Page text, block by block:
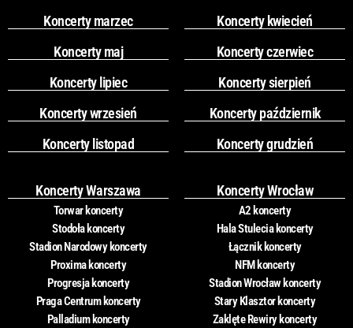
Koncerty marzec
Koncerty kwiecień
Koncerty maj
Koncerty czerwiec
Koncerty lipiec
Koncerty sierpień
Koncerty wrzesień
Koncerty październik
Koncerty listopad
Koncerty grudzień
Koncerty Warszawa
Torwar koncerty
Stodoła koncerty
Stadion Narodowy koncerty
Proxima koncerty
Progresja koncerty
Praga Centrum koncerty
Palladium koncerty
Koncerty Wrocław
A2 koncerty
Hala Stulecia koncerty
Łącznik koncerty
NFM koncerty
Stadion Wrocław koncerty
Stary Klasztor koncerty
Zaklęte Rewiry koncerty